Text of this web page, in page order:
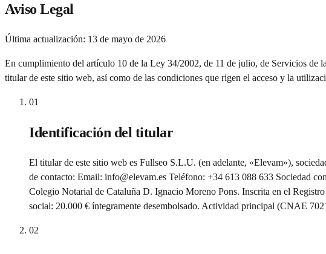
Aviso Legal
Última actualización: 13 de mayo de 2026
En cumplimiento del artículo 10 de la Ley 34/2002, de 11 de julio, de Servicios
titular de este sitio web, así como de las condiciones que rigen el acceso y la
01
Identificación del titular
El titular de este sitio web es Fullseo S.L.U. (en adelante, «Elevam»),
de contacto: Email: info@elevam.es Teléfono: +34 613 088 633 Sociedad
Colegio Notarial de Cataluña D. Ignacio Moreno Pons. Inscrita en el
social: 20.000 € íntegramente desembolsado. Actividad principal (CNAE
02